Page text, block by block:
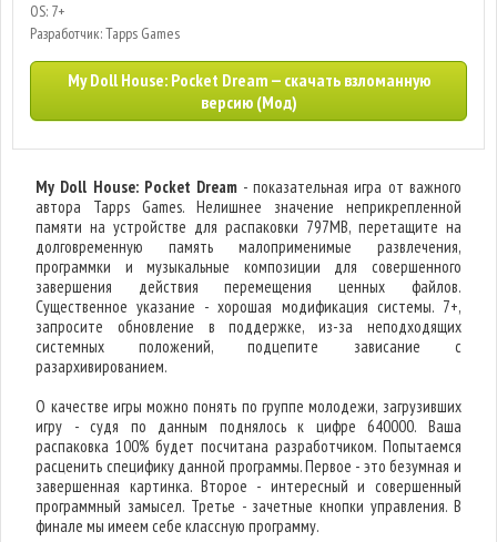
OS: 7+
Разработчик: Tapps Games
My Doll House: Pocket Dream — скачать взломанную
версию (Мод)
My Doll House: Pocket Dream- показательная игра от важного
автора Tapps Games. Нелишнее значение неприкрепленной
памяти на устройстве для распаковки 797MB, перетащите на
долговременную память малоприменимые развлечения,
программки и музыкальные композиции для совершенного
завершения действия перемещения ценных файлов.
Существенное указание - хорошая модификация системы. 7+,
запросите обновление в поддержке, из-за неподходящих
системных положений, подцепите зависание с
разархивированием.
О качестве игры можно понять по группе молодежи, загрузивших
игру - судя по данным поднялось к цифре 640000. Ваша
распаковка 100% будет посчитана разработчиком. Попытаемся
расценить специфику данной программы. Первое - это безумная и
завершенная картинка. Второе - интересный и совершенный
программный замысел. Третье - зачетные кнопки управления. В
финале мы имеем себе классную программу.